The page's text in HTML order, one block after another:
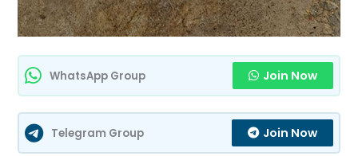
WhatsApp Group Join Now
Telegram Group Join Now